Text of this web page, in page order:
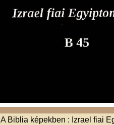
A Biblia képekben : Izrael fiai